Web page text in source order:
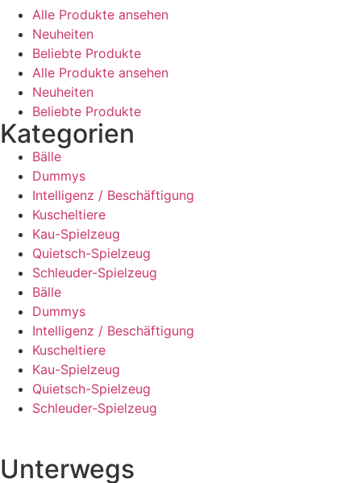
Alle Produkte ansehen
Neuheiten
Beliebte Produkte
Alle Produkte ansehen
Neuheiten
Beliebte Produkte
Kategorien
Bälle
Dummys
Intelligenz / Beschäftigung
Kuscheltiere
Kau-Spielzeug
Quietsch-Spielzeug
Schleuder-Spielzeug
Bälle
Dummys
Intelligenz / Beschäftigung
Kuscheltiere
Kau-Spielzeug
Quietsch-Spielzeug
Schleuder-Spielzeug
Unterwegs